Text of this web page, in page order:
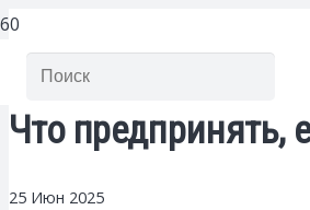
Что предпринять,
25 Июн 2025